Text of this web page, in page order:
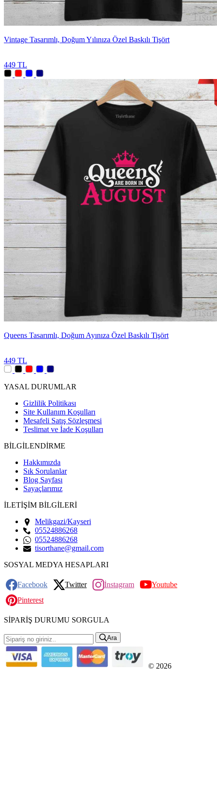
Vintage Tasarımlı, Doğum Yılınıza Özel Baskılı Tişört
449 TL
Queens Tasarımlı, Doğum Ayınıza Özel Baskılı Tişört
449 TL
YASAL DURUMLAR
Gizlilik Politikası
Site Kullanım Koşulları
Mesafeli Satış Sözleşmesi
Teslimat ve İade Koşulları
BİLGİLENDİRME
Hakkımızda
Sık Sorulanlar
Blog Sayfası
Sayaçlarımız
İLETİŞİM BİLGİLERİ
Melikgazi/Kayseri
05524886268
05524886268
tisorthane@gmail.com
SOSYAL MEDYA HESAPLARI
Facebook Twitter İnstagram
Youtube
Pinterest
SİPARİŞ DURUMU SORGULA
Ara
© 2026